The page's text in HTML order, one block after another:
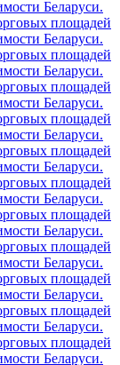
Беларуси.
площадей
Беларуси.
площадей
Беларуси.
площадей
Беларуси.
площадей
Беларуси.
площадей
Беларуси.
площадей
Беларуси.
площадей
Беларуси.
площадей
Беларуси.
площадей
Беларуси.
площадей
Беларуси.
площадей
Беларуси.